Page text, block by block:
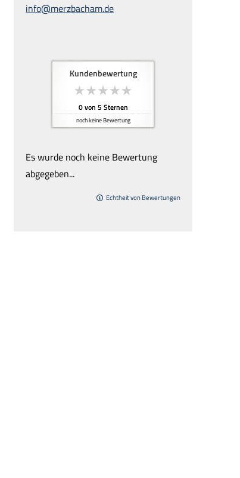
info@merzbacham.de
Kundenbewertung
0von 5 Sternen
noch keine Bewertung
Es wurde noch keine Bewertung
abgegeben...
Echtheit von Bewertungen